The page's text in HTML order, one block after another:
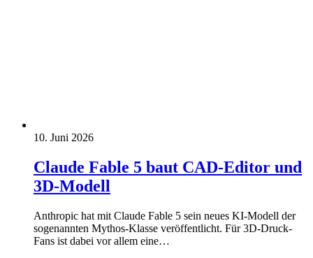
10. Juni 2026
Claude Fable 5 baut CAD-Editor und
3D-Modell
Anthropic hat mit Claude Fable 5 sein neues KI-Modell der
sogenannten Mythos-Klasse veröffentlicht. Für 3D-Druck-
Fans ist dabei vor allem eine…